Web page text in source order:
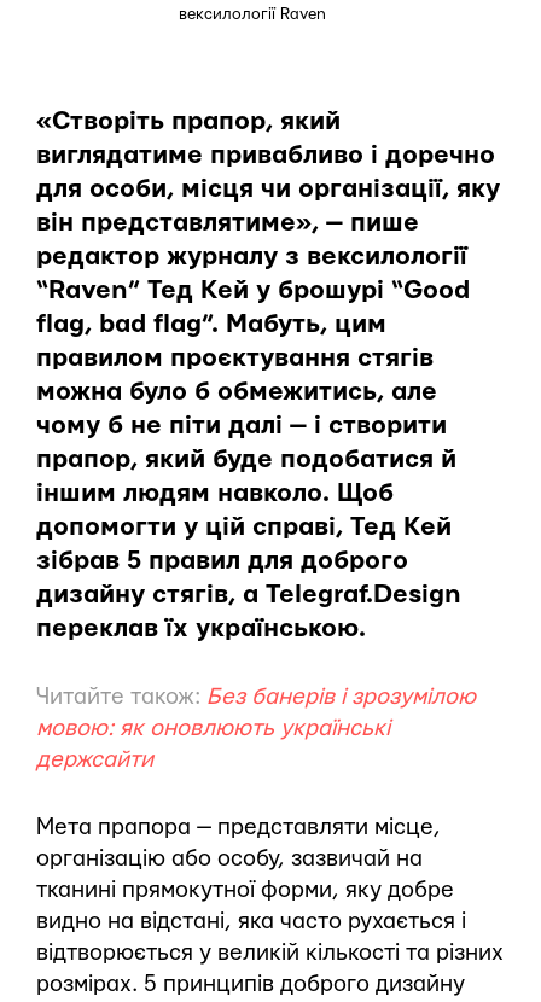
вексилології Raven
«Створіть прапор, який
виглядатиме привабливо і доречно
для особи, місця чи організації, яку
він представлятиме», — пише
редактор журналу з вексилології
“Raven” Тед Кей у брошурі “Good
flag, bad flag”. Мабуть, цим
правилом проєктування стягів
можна було б обмежитись, але
чому б не піти далі — і створити
прапор, який буде подобатися й
іншим людям навколо. Щоб
допомогти у цій справі, Тед Кей
зібрав 5 правил для доброго
дизайну стягів, а Telegraf.Design
переклав їх українською.
Читайте також: Без банерів і зрозумілою
мовою: як оновлюють українські
держсайти
Мета прапора — представляти місце,
організацію або особу, зазвичай на
тканині прямокутної форми, яку добре
видно на відстані, яка часто рухається і
відтворюється у великій кількості та різних
розмірах. 5 принципів доброго дизайну